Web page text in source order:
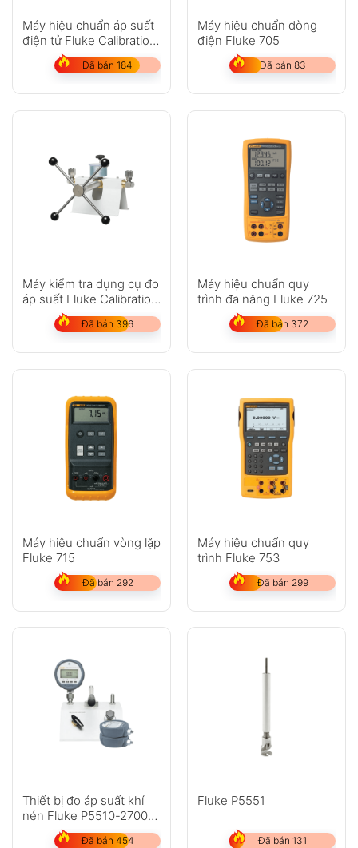
Máy hiệu chuẩn áp suất
điện tử Fluke Calibration
E-DWT-H
Đã bán 184
Máy hiệu chuẩn dòng
điện Fluke 705
Đã bán 83
Máy kiểm tra dụng cụ đo
áp suất Fluke Calibration
Đã bán 396
Máy hiệu chuẩn quy
trình đa năng Fluke 725
Đã bán 372
Máy hiệu chuẩn vòng lặp
Fluke 715
Đã bán 292
Máy hiệu chuẩn quy
trình Fluke 753
Đã bán 299
Thiết bị đo áp suất khí
nén Fluke P5510-2700G,
P5513-2700G
Đã bán 454
Fluke P5551
Đã bán 131